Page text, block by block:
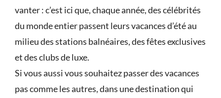
vanter : c’est ici que, chaque année, des célébrités
du monde entier passent leurs vacances d’été au
milieu des stations balnéaires, des fêtes exclusives
et des clubs de luxe.
Si vous aussi vous souhaitez passer des vacances
pas comme les autres, dans une destination qui